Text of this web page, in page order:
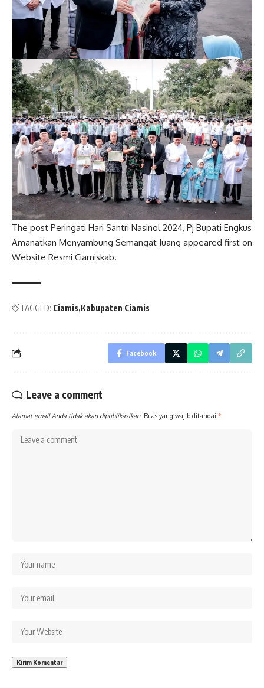
The post Peringati Hari Santri Nasinol 2024, Pj Bupati Engkus
Amanatkan Menyambung Semangat Juang appeared first on
Website Resmi Ciamiskab.
TAGGED: Ciamis Kabupaten Ciamis
Facebook
Leave a comment
Alamat email Anda tidak akan dipublikasikan. Ruas yang wajib ditandai *